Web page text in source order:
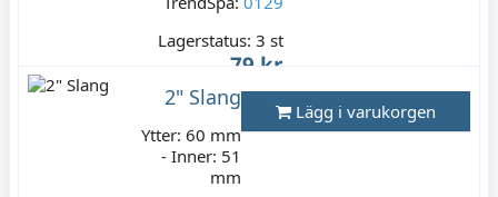
Lagerstatus: 3 st
79 kr
Varav moms:
2" Slang
Ytter: 60 mm
- Inner: 51
mm
Lägg i varukorgen